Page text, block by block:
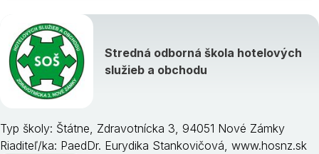
Stredná odborná škola hotelových
služieb a obchodu
Typ školy: Štátne, Zdravotnícka 3, 94051 Nové Zámky
Riaditeľ/ka: PaedDr. Eurydika Stankovičová, www.hosnz.sk